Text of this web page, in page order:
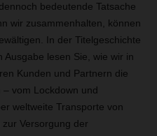
bedeutende Tatsache
wir zusammenhalten, können
In der Titelgeschichte
Ausgabe lesen Sie, wie wir in
Kunden und Partnern die
vom Lockdown und
weltweite Transporte von
Versorgung der